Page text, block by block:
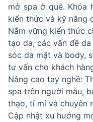
mở spa ở quê. Khóa
kiến thức và kỹ năng
Nắm vững kiến thức
tạo da, các vấn đề
sóc da mặt và body,
tư vấn cho khách
Nâng cao tay nghề:
spa trên người mẫu,
thạo, tỉ mỉ và chuyên
Cập nhật xu hướng